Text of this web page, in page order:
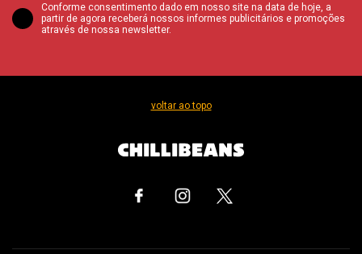
Conforme consentimento dado em nosso site na data de hoje, a
partir de agora receberá nossos informes publicitários e promoções
através de nossa newsletter.
voltar ao topo